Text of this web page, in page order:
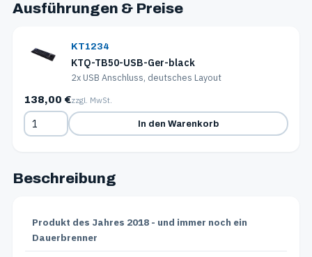
Ausführungen & Preise
KT1234
KTQ-TB50-USB-Ger-black
2x USB Anschluss, deutsches Layout
138,00 €zzgl. MwSt.
In den Warenkorb
Beschreibung
Produkt des Jahres 2018 - und immer noch ein
Dauerbrenner